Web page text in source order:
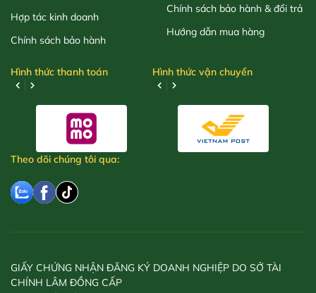
Hợp tác kinh doanh
Chính sách bảo hành
Chính sách bảo hành & đổi trả
Hướng dẫn mua hàng
Hình thức thanh toán Hình thức vận chuyển
Theo dõi chúng tôi qua:
GIẤY CHỨNG NHẬN ĐĂNG KÝ DOANH NGHIỆP DO SỞ TÀI
CHÍNH LÂM ĐỒNG CẤP